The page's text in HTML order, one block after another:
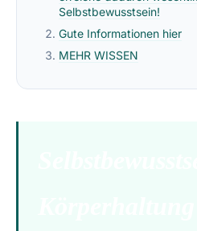
Selbstbewusstsein!
Gute Informationen hier
MEHR WISSEN